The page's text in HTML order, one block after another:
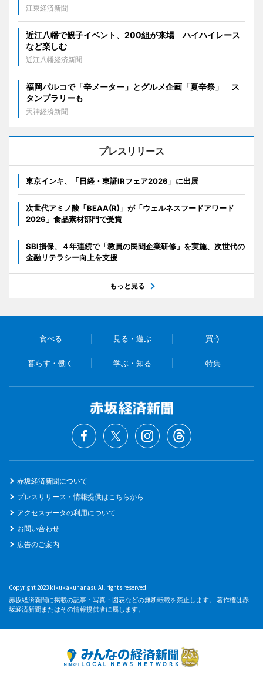
江東経済新聞
近江八幡で親子イベント、200組が来場 ハイハイレース
など楽しむ
近江八幡経済新聞
福岡パルコで「辛メーター」とグルメ企画「夏辛祭」 ス
タンプラリーも
天神経済新聞
プレスリリース
東京インキ、「日経・東証IRフェア2026」に出展
次世代アミノ酸「BEAA(R)」が「ウェルネスフードアワード
2026」食品素材部門で受賞
SBI損保、４年連続で「教員の民間企業研修」を実施、次世代の
金融リテラシー向上を支援
もっと見る
食べる 見る・遊ぶ 買う
暮らす・働く 学ぶ・知る 特集
赤坂経済新聞について
プレスリリース・情報提供はこちらから
アクセスデータの利用について
お問い合わせ
広告のご案内
Copyright 2023 kikukakuhanasu All rights reserved.
赤坂経済新聞に掲載の記事・写真・図表などの無断転載を禁止します。 著作権は赤
坂経済新聞またはその情報提供者に属します。